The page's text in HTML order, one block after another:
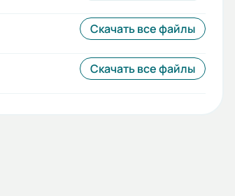
Скачать все файлы
Скачать все файлы